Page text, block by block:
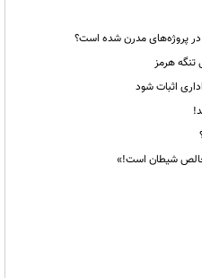
پروژه‌های مدرن شده است؟
تنگه هرمز
اثبات شود
شیطان است!»